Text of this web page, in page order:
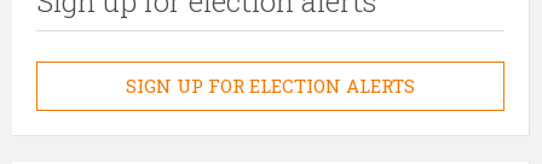
SIGN UP FOR ELECTION ALERTS